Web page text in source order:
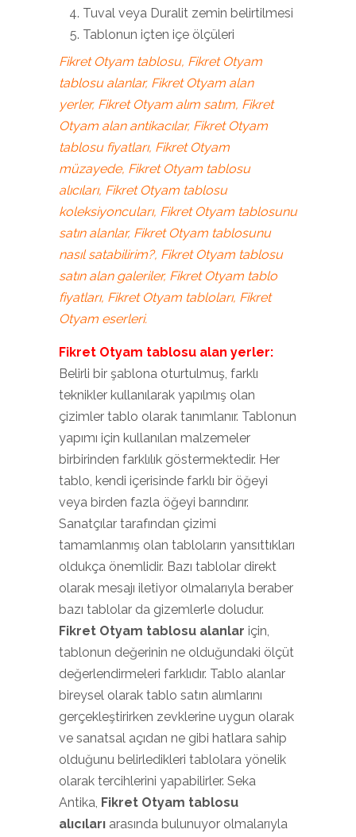
Tuval veya Duralit zemin belirtilmesi
Tablonun içten içe ölçüleri
Fikret Otyam tablosu, Fikret Otyam
tablosu alanlar, Fikret Otyam alan
yerler, Fikret Otyam alım satım, Fikret
Otyam alan antikacılar, Fikret Otyam
tablosu fiyatları, Fikret Otyam
müzayede, Fikret Otyam tablosu
alıcıları, Fikret Otyam tablosu
koleksiyoncuları, Fikret Otyam tablosunu
satın alanlar, Fikret Otyam tablosunu
nasıl satabilirim?, Fikret Otyam tablosu
satın alan galeriler, Fikret Otyam tablo
fiyatları, Fikret Otyam tabloları, Fikret
Otyam eserleri.
Fikret Otyam tablosu alan yerler:
Belirli bir şablona oturtulmuş, farklı
teknikler kullanılarak yapılmış olan
çizimler tablo olarak tanımlanır. Tablonun
yapımı için kullanılan malzemeler
birbirinden farklılık göstermektedir. Her
tablo, kendi içerisinde farklı bir öğeyi
veya birden fazla öğeyi barındırır.
Sanatçılar tarafından çizimi
tamamlanmış olan tabloların yansıttıkları
oldukça önemlidir. Bazı tablolar direkt
olarak mesajı iletiyor olmalarıyla beraber
bazı tablolar da gizemlerle doludur.
Fikret Otyam tablosu alanlar için,
tablonun değerinin ne olduğundaki ölçüt
değerlendirmeleri farklıdır. Tablo alanlar
bireysel olarak tablo satın alımlarını
gerçekleştirirken zevklerine uygun olarak
ve sanatsal açıdan ne gibi hatlara sahip
olduğunu belirledikleri tablolara yönelik
olarak tercihlerini yapabilirler. Seka
Antika, Fikret Otyam tablosu
alıcıları arasında bulunuyor olmalarıyla